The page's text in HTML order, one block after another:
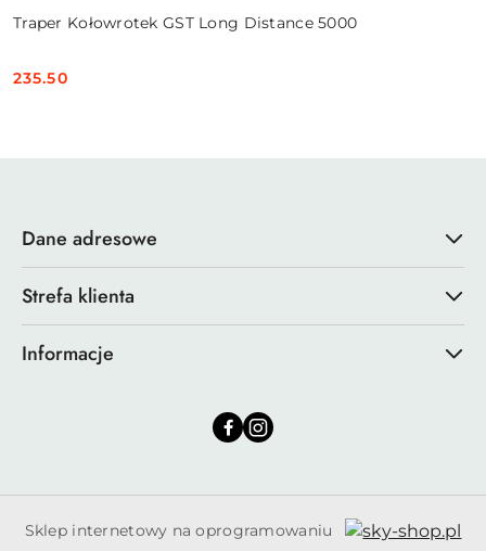
Traper Kołowrotek GST Long Distance 5000
Cena:
235.50
Dane adresowe
Strefa klienta
Informacje
Sklep internetowy na oprogramowaniu